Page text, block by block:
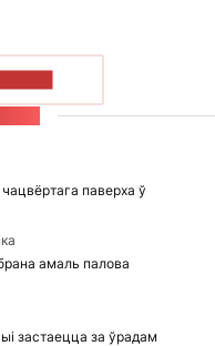
паверха ў
амаль палова
застаецца за ўрадам